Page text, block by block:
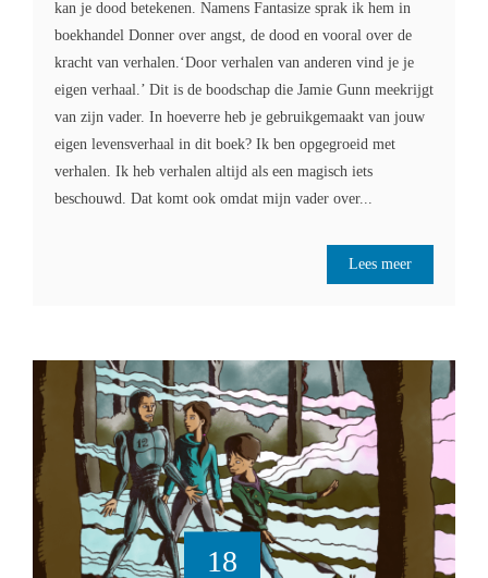
kan je dood betekenen. Namens Fantasize sprak ik hem in
boekhandel Donner over angst, de dood en vooral over de
kracht van verhalen.‘Door verhalen van anderen vind je je
eigen verhaal.’ Dit is de boodschap die Jamie Gunn meekrijgt
van zijn vader. In hoeverre heb je gebruikgemaakt van jouw
eigen levensverhaal in dit boek? Ik ben opgegroeid met
verhalen. Ik heb verhalen altijd als een magisch iets
beschouwd. Dat komt ook omdat mijn vader over...
Lees meer
18